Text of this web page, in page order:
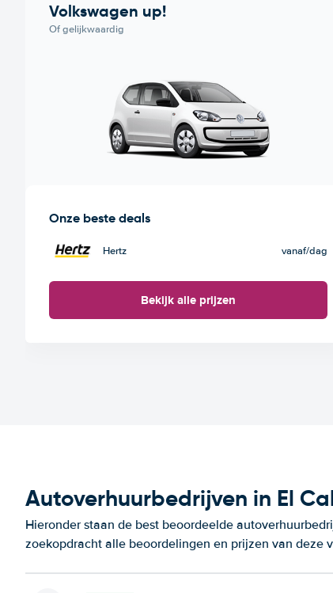
Volkswagen up!
Of gelijkwaardig
Onze beste deals
Hertz vanaf/dag
Bekijk alle prijzen
Autoverhuurbedrijven in El
Hieronder staan de best beoordeelde
zoekopdracht alle beoordelingen en prijzen van deze